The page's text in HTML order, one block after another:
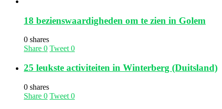
18 bezienswaardigheden om te zien in Golem
0 shares
Share 0 Tweet 0
25 leukste activiteiten in Winterberg (Duitsland)
0 shares
Share 0 Tweet 0